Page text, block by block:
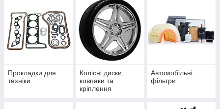
Прокладки для
техніки
Колісні диски,
ковпаки та
кріплення
Автомобільні
фільтри